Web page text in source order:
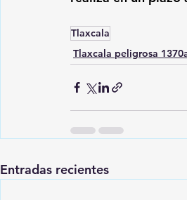
Tlaxcala
Tlaxcala peligrosa
Entradas recientes